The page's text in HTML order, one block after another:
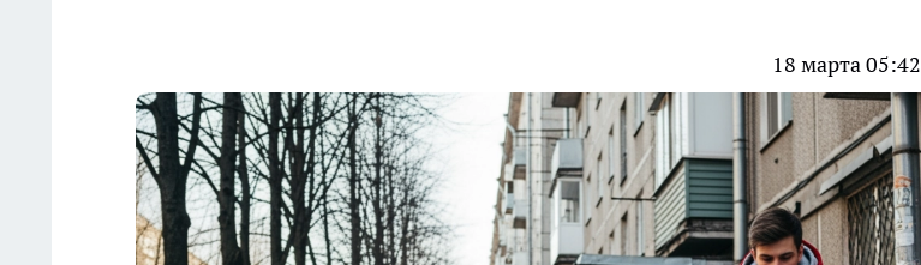
18 марта 05:42